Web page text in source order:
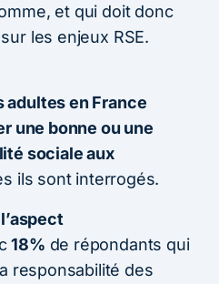
et qui doit donc
les enjeux RSE.
adultes en France
une bonne ou une
sociale aux
ils sont interrogés.
l’aspect
18% de répondants qui
responsabilité des